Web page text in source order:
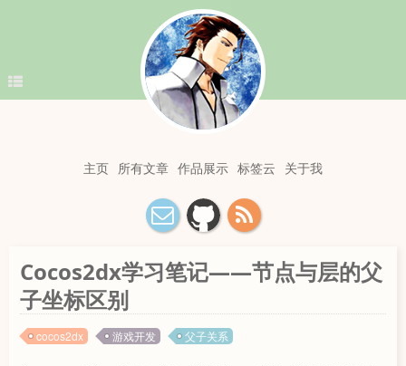
主页 所有文章 作品展示 标签云 关于我
Cocos2dx学习笔记——节点与层的父
子坐标区别
cocos2dx 游戏开发 父子关系